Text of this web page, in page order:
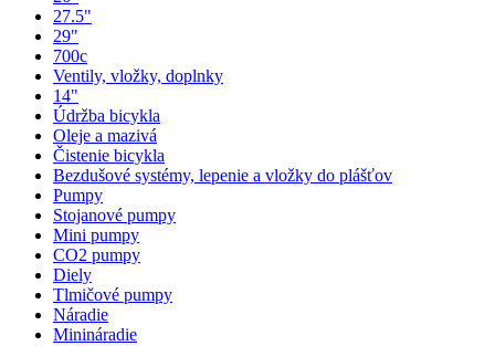
27.5"
29"
700c
Ventily, vložky, doplnky
14"
Údržba bicykla
Oleje a mazivá
Čistenie bicykla
Bezdušové systémy, lepenie a vložky do plášťov
Pumpy
Stojanové pumpy
Mini pumpy
CO2 pumpy
Diely
Tlmičové pumpy
Náradie
Minináradie